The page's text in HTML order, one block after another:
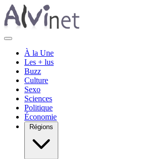
À la Une
Les + lus
Buzz
Culture
Sexo
Sciences
Politique
Économie
Régions